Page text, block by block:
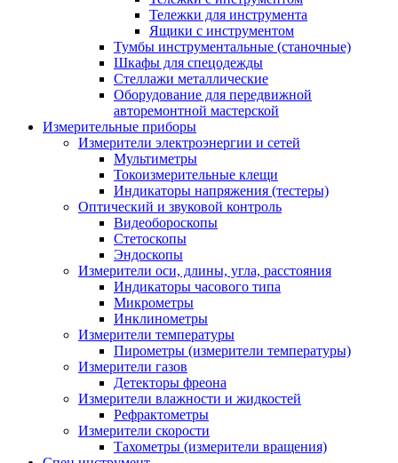
Тележки для инструмента
Ящики с инструментом
Тумбы инструментальные (станочные)
Шкафы для спецодежды
Стеллажи металлические
Оборудование для передвижной
авторемонтной мастерской
Измерительные приборы
Измерители электроэнергии и сетей
Мультиметры
Токоизмерительные клещи
Индикаторы напряжения (тестеры)
Оптический и звуковой контроль
Видеобороскопы
Стетоскопы
Эндоскопы
Измерители оси, длины, угла, расстояния
Индикаторы часового типа
Микрометры
Инклинометры
Измерители температуры
Пирометры (измерители температуры)
Измерители газов
Детекторы фреона
Измерители влажности и жидкостей
Рефрактометры
Измерители скорости
Тахометры (измерители вращения)